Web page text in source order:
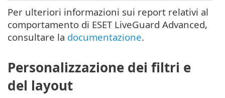
Per ulteriori informazioni sui report relativi al
comportamento di ESET LiveGuard Advanced,
consultare la documentazione.
Personalizzazione dei filtri e
del layout